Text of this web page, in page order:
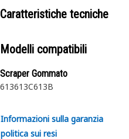
Caratteristiche tecniche
Modelli compatibili
Scraper Gommato
613613C613B
Informazioni sulla garanzia
politica sui resi